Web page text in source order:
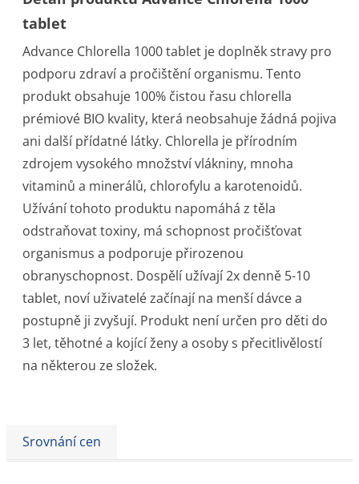
tablet
Advance Chlorella 1000 tablet je doplněk stravy pro
podporu zdraví a pročištění organismu. Tento
produkt obsahuje 100% čistou řasu chlorella
prémiové BIO kvality, která neobsahuje žádná pojiva
ani další přídatné látky. Chlorella je přírodním
zdrojem vysokého množství vlákniny, mnoha
vitaminů a minerálů, chlorofylu a karotenoidů.
Užívání tohoto produktu napomáhá z těla
odstraňovat toxiny, má schopnost pročišťovat
organismus a podporuje přirozenou
obranyschopnost. Dospělí užívají 2x denně 5-10
tablet, noví uživatelé začínají na menší dávce a
postupně ji zvyšují. Produkt není určen pro děti do
3 let, těhotné a kojící ženy a osoby s přecitlivělostí
na některou ze složek.
Srovnání cen